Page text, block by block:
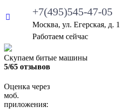
+7(495)545-47-05
Москва, ул. Егерская, д. 1
Работаем сейчас
Скупаем битые машины
5/65 отзывов
Оценка через
моб.
приложения: